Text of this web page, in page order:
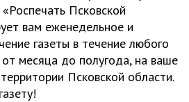
Псковской
вам еженедельное и
газеты в течение любого
месяца до полугода, на ваше
Псковской области.